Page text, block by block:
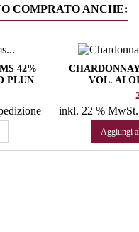
COMPRATO ANCHE:
42%
PLUN
VOL.
inkl. 22 %
Aggiungi